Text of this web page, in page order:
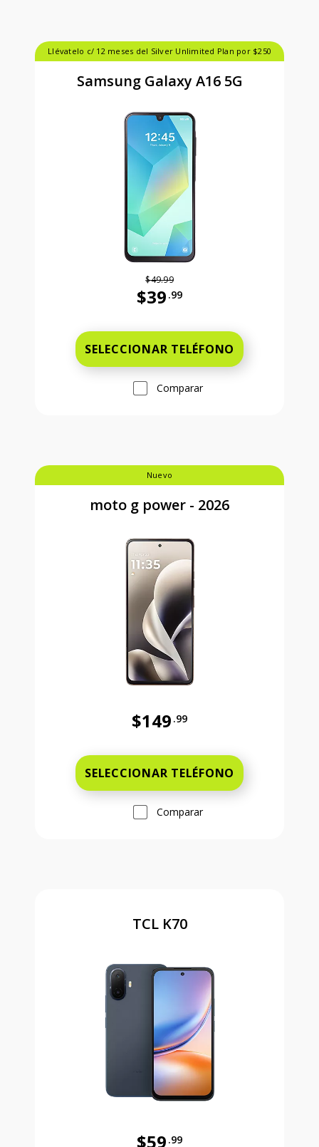
Llévatelo c/ 12 meses del Silver Unlimited Plan por $250
Samsung Galaxy A16 5G
$49.99
$39 .99
SELECCIONAR TELÉFONO
Comparar
Nuevo
moto g power - 2026
$149 .99
SELECCIONAR TELÉFONO
Comparar
TCL K70
$59 .99